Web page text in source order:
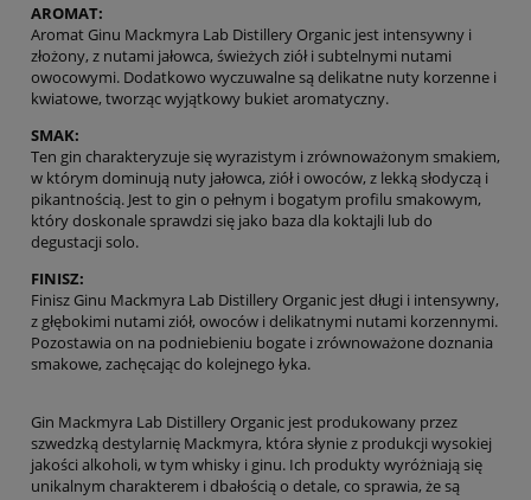
AROMAT:
Aromat Ginu Mackmyra Lab Distillery Organic jest intensywny i
złożony, z nutami jałowca, świeżych ziół i subtelnymi nutami
owocowymi. Dodatkowo wyczuwalne są delikatne nuty korzenne i
kwiatowe, tworząc wyjątkowy bukiet aromatyczny.
SMAK:
Ten gin charakteryzuje się wyrazistym i zrównoważonym smakiem,
w którym dominują nuty jałowca, ziół i owoców, z lekką słodyczą i
pikantnością. Jest to gin o pełnym i bogatym profilu smakowym,
który doskonale sprawdzi się jako baza dla koktajli lub do
degustacji solo.
FINISZ:
Finisz Ginu Mackmyra Lab Distillery Organic jest długi i intensywny,
z głębokimi nutami ziół, owoców i delikatnymi nutami korzennymi.
Pozostawia on na podniebieniu bogate i zrównoważone doznania
smakowe, zachęcając do kolejnego łyka.
Gin Mackmyra Lab Distillery Organic jest produkowany przez
szwedzką destylarnię Mackmyra, która słynie z produkcji wysokiej
jakości alkoholi, w tym whisky i ginu. Ich produkty wyróżniają się
unikalnym charakterem i dbałością o detale, co sprawia, że są